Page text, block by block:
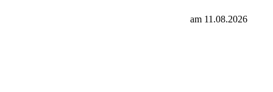
am 11.08.2026